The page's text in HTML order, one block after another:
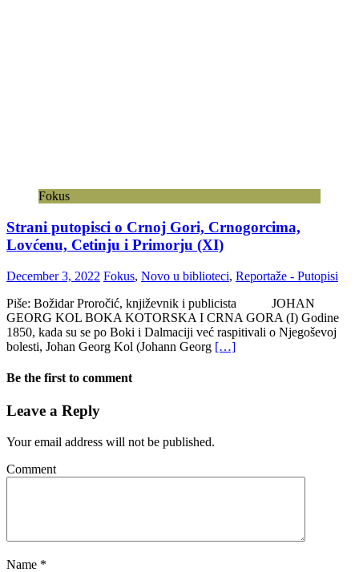
Fokus
Strani putopisci o Crnoj Gori, Crnogorcima,
Lovćenu, Cetinju i Primorju (XI)
December 3, 2022 Fokus, Novo u biblioteci, Reportaže - Putopisi
Piše: Božidar Proročić, književnik i publicista JOHAN
GEORG KOL BOKA KOTORSKA I CRNA GORA (I) Godine
1850, kada su se po Boki i Dalmaciji već raspitivali o Njegoševoj
bolesti, Johan Georg Kol (Johann Georg […]
Be the first to comment
Leave a Reply
Your email address will not be published.
Comment
Name *